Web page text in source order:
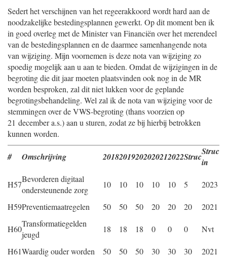
Sedert het verschijnen van het regeerakkoord wordt hard aan de
noodzakelijke bestedingsplannen gewerkt. Op dit moment ben ik
in goed overleg met de Minister van Financiën over het merendeel
van de bestedingsplannen en de daarmee samenhangende nota
van wijziging. Mijn voornemen is deze nota van wijziging zo
spoedig mogelijk aan u aan te bieden. Omdat de wijzigingen in de
begroting die dit jaar moeten plaatsvinden ook nog in de MR
worden besproken, zal dit niet lukken voor de geplande
begrotingsbehandeling. Wel zal ik de nota van wijziging voor de
stemmingen over de VWS-begroting (thans voorzien op
21 december a.s.) aan u sturen, zodat ze bij hierbij betrokken
kunnen worden.
# Omschrijving 20182019202020212022StrucStruc
in
H57
Bevorderen digitaal
ondersteunende zorg
10 10 10 10 10 5 2023
H59Preventiemaatregelen 50 50 50 20 20 20 2021
H60
Transformatiegelden
jeugd
18 18 18 0 0 0 Nvt
H61Waardig ouder worden 50 50 50 30 30 30 2021